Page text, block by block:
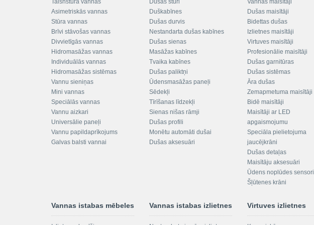
Taisnstūra vannas
Asimetriskās vannas
Stūra vannas
Brīvi stāvošas vannas
Divvietīgās vannas
Hidromasāžas vannas
Individuālās vannas
Hidromasāžas sistēmas
Vannu sieniņas
Mini vannas
Speciālās vannas
Vannu aizkari
Universālie paneļi
Vannu papildaprīkojums
Galvas balsti vannai
Dušas stūri
Duškabīnes
Dušas durvis
Nestandarta dušas kabīnes
Dušas sienas
Masāžas kabīnes
Tvaika kabīnes
Dušas paliktņi
Ūdensmasāžas paneļi
Sēdekļi
Tīrīšanas līdzekļi
Sienas nišas rāmji
Dušas profili
Monētu automāti dušai
Dušas aksesuāri
Vannas maisītāji
Dušas maisītāji
Bidettas dušas
Izlietnes maisītāji
Virtuves maisītāji
Profesionālie maisītāji
Dušas garnitūras
Dušas sistēmas
Āra dušas
Zemapmetuma maisītāji
Bidē maisītāji
Maisītāji ar LED
apgaismojumu
Speciāla pielietojuma
jaucējkrāni
Dušas detaļas
Maisītāju aksesuāri
Ūdens noplūdes sensori
Šļūtenes krāni
Vannas istabas mēbeles Vannas istabas izlietnes Virtuves izlietnes